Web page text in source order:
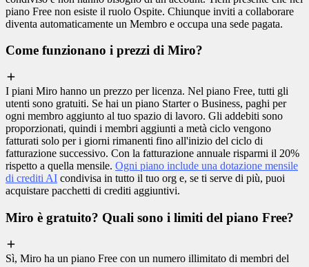
piano Free non esiste il ruolo Ospite. Chiunque inviti a collaborare
diventa automaticamente un Membro e occupa una sede pagata.
Come funzionano i prezzi di Miro?
I piani Miro hanno un prezzo per licenza. Nel piano Free, tutti gli
utenti sono gratuiti. Se hai un piano Starter o Business, paghi per
ogni membro aggiunto al tuo spazio di lavoro. Gli addebiti sono
proporzionati, quindi i membri aggiunti a metà ciclo vengono
fatturati solo per i giorni rimanenti fino all'inizio del ciclo di
fatturazione successivo. Con la fatturazione annuale risparmi il 20%
rispetto a quella mensile. Ogni piano include una dotazione mensile
di crediti AI condivisa in tutto il tuo org e, se ti serve di più, puoi
acquistare pacchetti di crediti aggiuntivi.
Miro è gratuito? Quali sono i limiti del piano Free?
Sì, Miro ha un piano Free con un numero illimitato di membri del